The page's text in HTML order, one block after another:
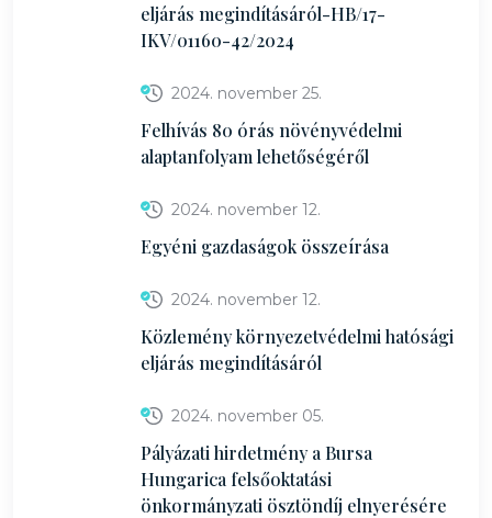
eljárás megindításáról-HB/17-
IKV/01160-42/2024
2024. november 25.
Felhívás 80 órás növényvédelmi
alaptanfolyam lehetőségéről
2024. november 12.
Egyéni gazdaságok összeírása
2024. november 12.
Közlemény környezetvédelmi hatósági
eljárás megindításáról
2024. november 05.
Pályázati hirdetmény a Bursa
Hungarica felsőoktatási
önkormányzati ösztöndíj elnyerésére